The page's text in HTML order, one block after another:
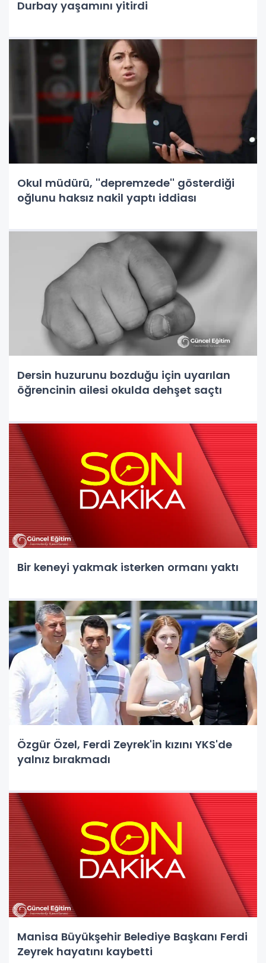
Durbay yaşamını yitirdi
Okul müdürü, ''depremzede'' gösterdiği
oğlunu haksız nakil yaptı iddiası
Dersin huzurunu bozduğu için uyarılan
öğrencinin ailesi okulda dehşet saçtı
Bir keneyi yakmak isterken ormanı yaktı
Özgür Özel, Ferdi Zeyrek'in kızını YKS'de
yalnız bırakmadı
Manisa Büyükşehir Belediye Başkanı Ferdi
Zeyrek hayatını kaybetti